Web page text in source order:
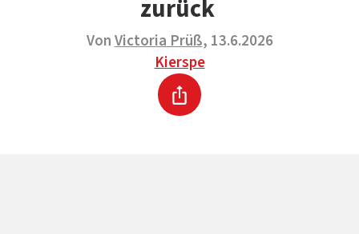
zurück
VonVictoria Prüß, 13.6.2026
Kierspe